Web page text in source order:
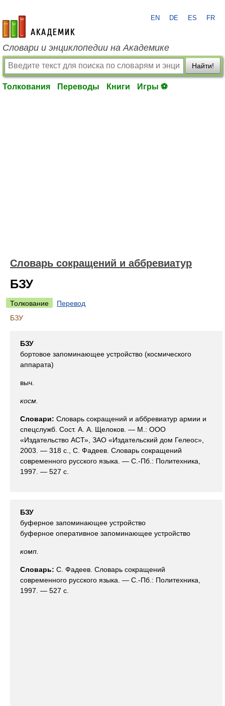
academic.ru
EN DE ES FR
Словари и энциклопедии на Академике
Найти!
Толкования Переводы Книги Игры ⚽
Словарь сокращений и аббревиатур
БЗУ
Толкование
Перевод
БЗУ
БЗУ
бортовое запоминающее устройство (космического
аппарата)
выч.
косм.
Словари: Словарь сокращений и аббревиатур армии и
спецслужб. Сост. А. А. Щелоков. — М.: ООО
«Издательство АСТ», ЗАО «Издательский дом Гелеос»,
2003. — 318 с., С. Фадеев. Словарь сокращений
современного русского языка. — С.-Пб.: Политехника,
1997. — 527 с.
БЗУ
буферное запоминающее устройство
буферное оперативное запоминающее устройство
комп.
Словарь: С. Фадеев. Словарь сокращений
современного русского языка. — С.-Пб.: Политехника,
1997. — 527 с.